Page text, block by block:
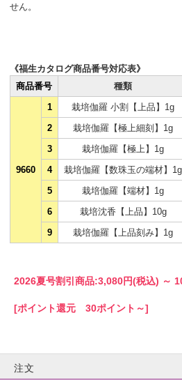
せん。
《福生カタログ商品番号対応表》
商品番号
種類
9660
1
栽培伽羅 小割【上品】1g
2
栽培伽羅【極上細刻】1g
3
栽培伽羅【極上】1g
4
栽培伽羅【数珠玉の端材】1g
5
栽培伽羅【端材】1g
6
栽培沈香【上品】10g
9
栽培伽羅【上品刻み】1g
2026夏号割引商品:3,080円(税込) ～
[ポイント還元 30ポイント～]
注文